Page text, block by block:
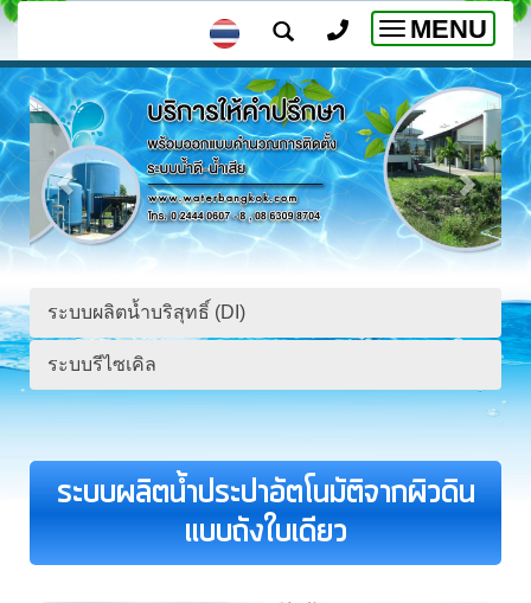
Toggle
navigation
MENU
ระบบผลิตน้ำบริสุทธิ์ (DI)
ระบบรีไซเคิล
ระบบผลิตน้ำประปาอัตโนมัติจากผิวดิน
แบบถังใบเดียว